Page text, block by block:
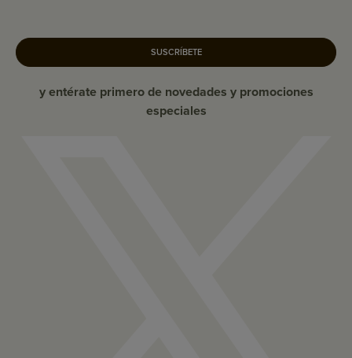
SUSCRÍBETE
y entérate primero de novedades y promociones
especiales